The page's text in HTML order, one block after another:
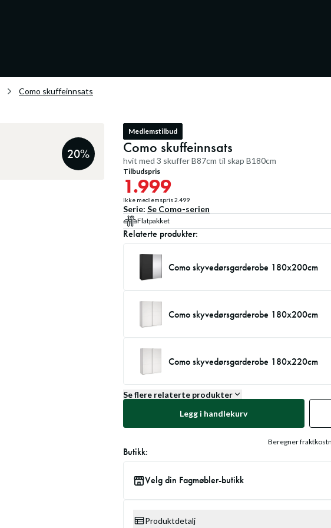
Como skuffeinnsats
20%
Medlemstilbud
Como skuffeinnsats
hvit med 3 skuffer B87cm til skap B180cm
Tilbudspris
1.999
Ikke medlemspris2.499
Serie: Se Como-serien
Flatpakket
Relaterte produkter:
Como skyvedørsgarderobe 180x200cm
Como skyvedørsgarderobe 180x200cm
Como skyvedørsgarderobe 180x220cm
Se flere relaterte produkter
Legg i handlekurv
Beregner
Butikk:
Velg din Fagmøbler-butikk
Produktdetalj